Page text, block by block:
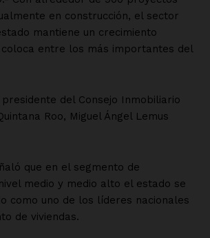
en construcción, el sector
mantiene un crecimiento
entre los más importantes del
del Consejo Inmobiliario
Roo, Miguel Ángel Lemus
que en el segmento de
medio y medio alto el estado se
como uno de los líderes nacionales
de viviendas.